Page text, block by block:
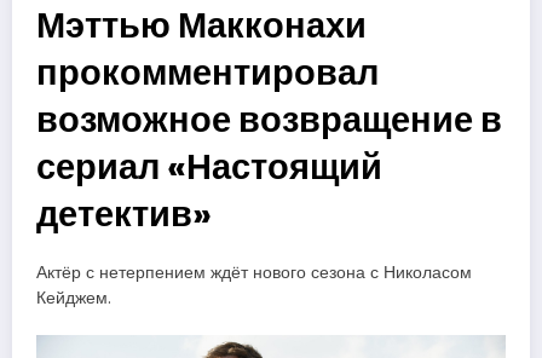
Мэттью Макконахи
прокомментировал
возможное возвращение в
сериал «Настоящий
детектив»
Актёр с нетерпением ждёт нового сезона с Николасом
Кейджем.